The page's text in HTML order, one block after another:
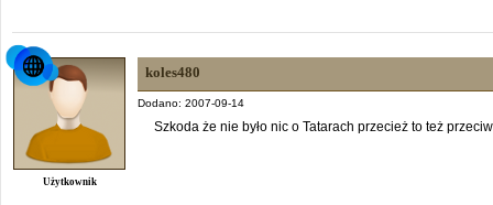
Użytkownik
koles480
Dodano: 2007-09-14
Szkoda że nie było nic o Tatarach przecież to też